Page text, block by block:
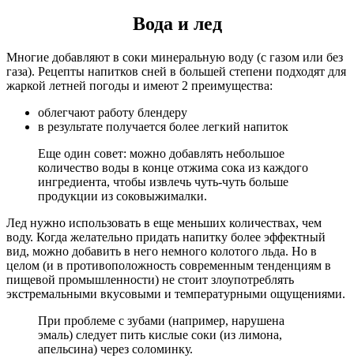
Вода и лед
Многие добавляют в соки минеральную воду (с газом или без
газа). Рецепты напитков сней в большей степени подходят для
жаркой летней погоды и имеют 2 преимущества:
облегчают работу блендеру
в результате получается более легкий напиток
Еще один совет: можно добавлять небольшое
количество воды в конце отжима сока из каждого
ингредиента, чтобы извлечь чуть-чуть больше
продукции из соковыжималки.
Лед нужно использовать в еще меньших количествах, чем
воду. Когда желательно придать напитку более эффектный
вид, можно добавить в него немного колотого льда. Но в
целом (и в противоположность современным тенденциям в
пищевой промышленности) не стоит злоупотреблять
экстремальными вкусовыми и температурными ощущениями.
При проблеме с зубами (например, нарушена
эмаль) следует пить кислые соки (из лимона,
апельсина) через соломинку.